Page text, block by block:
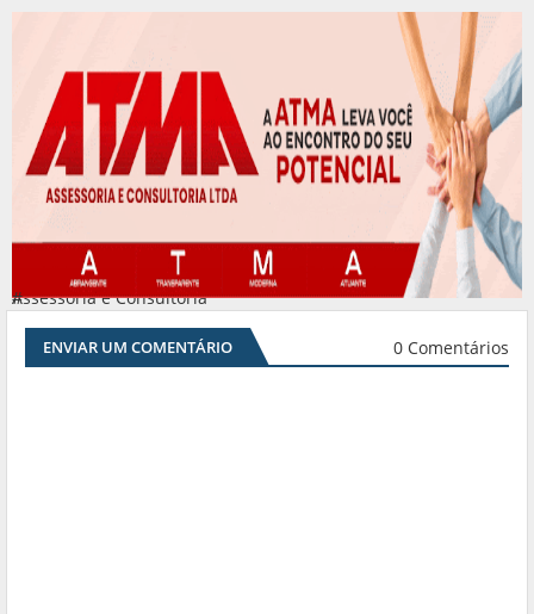
Assessoria e Consultoria
#
ENVIAR UM COMENTÁRIO 0 Comentários